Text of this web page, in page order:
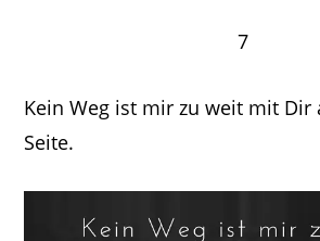
7
Kein Weg ist mir zu weit mit Dir
Seite.